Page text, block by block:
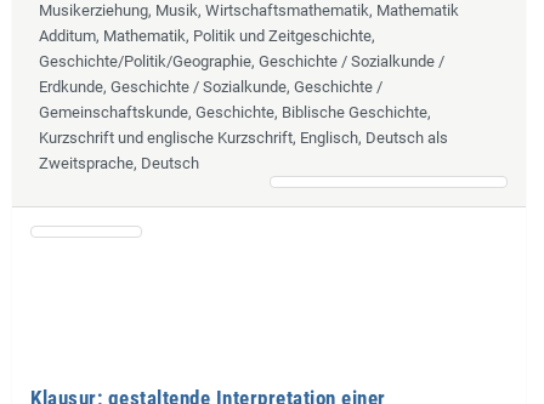
Musikerziehung, Musik, Wirtschaftsmathematik, Mathematik
Additum, Mathematik, Politik und Zeitgeschichte,
Geschichte/Politik/Geographie, Geschichte / Sozialkunde /
Erdkunde, Geschichte / Sozialkunde, Geschichte /
Gemeinschaftskunde, Geschichte, Biblische Geschichte,
Kurzschrift und englische Kurzschrift, Englisch, Deutsch als
Zweitsprache, Deutsch
Klausur; gestaltende Interpretation einer